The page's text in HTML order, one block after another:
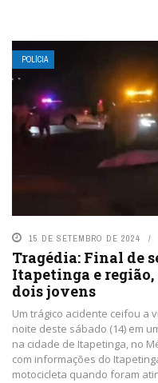
POLÍCIA
15 DE SETEMBRO DE 2024
Tragédia: Final de
Itapetinga e
dois jovens
Um trágico acidente ceifou a
noite deste sábado (14) em
na cidade de Itapetinga, no
com informações do
motocicleta quando foram